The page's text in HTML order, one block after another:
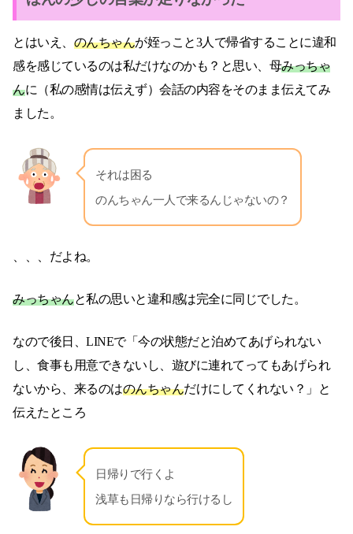
とはいえ、 のんちゃんが姪っこと3人で帰省することに違和
感を感じているのは私だけなのかも？と思い、母みっちゃ
んに（私の感情は伝えず）会話の内容をそのまま伝えてみ
ました。
それは困る
のんちゃん一人で来るんじゃないの？
、、、だよね。
みっちゃんと私の思いと違和感は完全に同じでした。
なので後日、LINEで「今の状態だと泊めてあげられない
し、食事も用意できないし、遊びに連れてってもあげられ
ないから、来るのはのんちゃんだけにしてくれない？」と
伝えたところ
日帰りで行くよ
浅草も日帰りなら行けるし